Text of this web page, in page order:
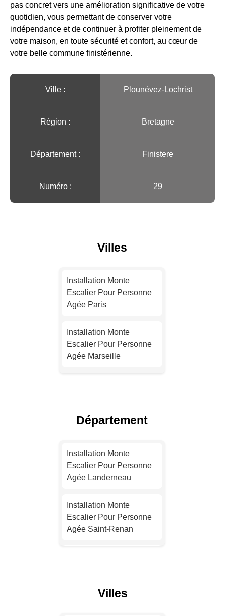
pas concret vers une amélioration significative de votre
quotidien, vous permettant de conserver votre
indépendance et de continuer à profiter pleinement de
votre maison, en toute sécurité et confort, au cœur de
votre belle commune finistérienne.
Ville :️ Plounévez-Lochrist
Région :️ Bretagne
Département : Finistere
Numéro : 29
Villes
Installation Monte
Escalier Pour Personne
Agée Paris
Installation Monte
Escalier Pour Personne
Agée Marseille
Agée Toulouse
Agée Nice
Installation Monte
Département
Installation Monte
Escalier Pour Personne
Agée Landerneau
Installation Monte
Escalier Pour Personne
Agée Saint-Renan
Villes